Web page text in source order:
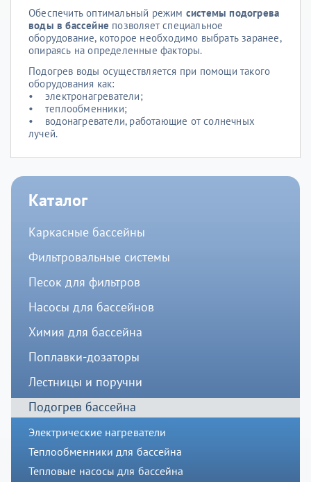
Обеспечить оптимальный режим системы подогрева
воды в бассейне позволяет специальное
оборудование, которое необходимо выбрать заранее,
опираясь на определенные факторы.
Подогрев воды осуществляется при помощи такого
оборудования как:
• электронагреватели;
• теплообменники;
• водонагреватели, работающие от солнечных
лучей.
Каталог
Каркасные бассейны
Фильтровальные системы
Песок для фильтров
Насосы для бассейнов
Химия для бассейна
Поплавки-дозаторы
Лестницы и поручни
Подогрев бассейна
Электрические нагреватели
Теплообменники для бассейна
Тепловые насосы для бассейна